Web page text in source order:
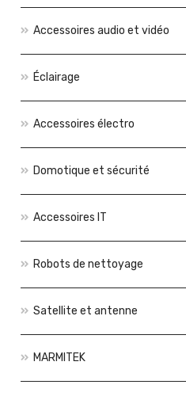
Accessoires audio et vidéo
Éclairage
Accessoires électro
Domotique et sécurité
Accessoires IT
Robots de nettoyage
Satellite et antenne
MARMITEK